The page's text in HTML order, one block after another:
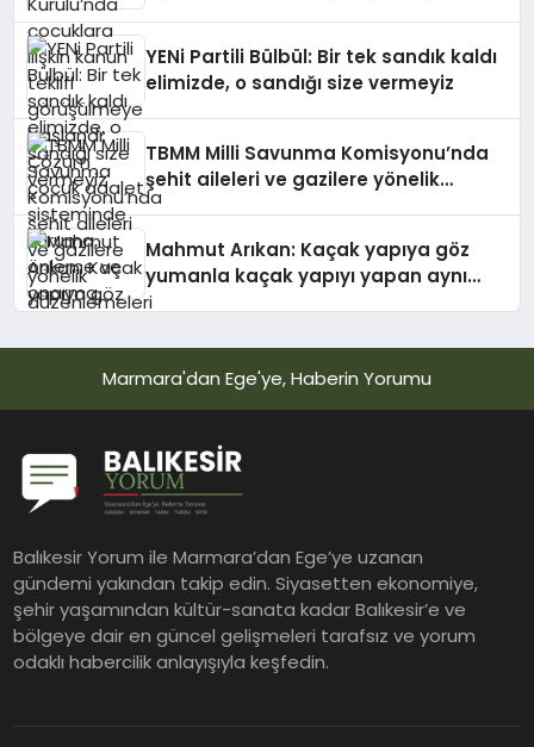
onarma üçlüsünü esas almaktır
YENi Partili Bülbül: Bir tek sandık kaldı
elimizde, o sandığı size vermeyiz
TBMM Milli Savunma Komisyonu’nda
şehit aileleri ve gazilere yönelik
düzenlemeleri içeren kanun teklifi
Mahmut Arıkan: Kaçak yapıya göz
yumanla kaçak yapıyı yapan aynı
dosyada yargılandığında şehirlerimiz
Marmara'dan Ege'ye, Haberin Yorumu
Balıkesir Yorum ile Marmara’dan Ege’ye uzanan
gündemi yakından takip edin. Siyasetten ekonomiye,
şehir yaşamından kültür-sanata kadar Balıkesir’e ve
bölgeye dair en güncel gelişmeleri tarafsız ve yorum
odaklı habercilik anlayışıyla keşfedin.